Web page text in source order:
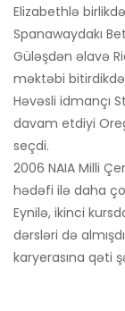
Elizabethlə
Spanawaydakı
Güləşdən əlavə
məktəbi
Həvəsli idmançı
davam etdiyi
seçdi.
2006 NAIA Milli
hədəfi ilə daha
Eynilə, ikinci
dərsləri də
karyerasına qəti